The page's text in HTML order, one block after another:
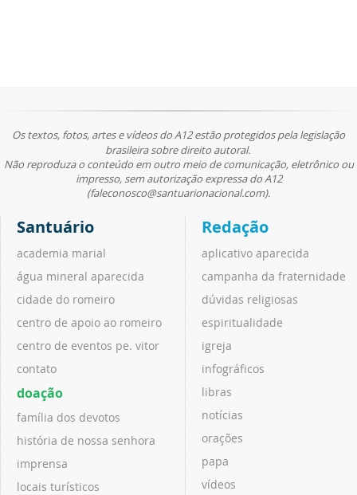
Os textos, fotos, artes e vídeos do A12 estão protegidos pela legislação
brasileira sobre direito autoral.
Não reproduza o conteúdo em outro meio de comunicação, eletrônico ou
impresso, sem autorização expressa do A12
(faleconosco@santuarionacional.com).
Santuário
academia marial
água mineral aparecida
cidade do romeiro
centro de apoio ao romeiro
centro de eventos pe. vitor
contato
doação
família dos devotos
história de nossa senhora
imprensa
locais turísticos
Redação
aplicativo aparecida
campanha da fraternidade
dúvidas religiosas
espiritualidade
igreja
infográficos
libras
notícias
orações
papa
vídeos